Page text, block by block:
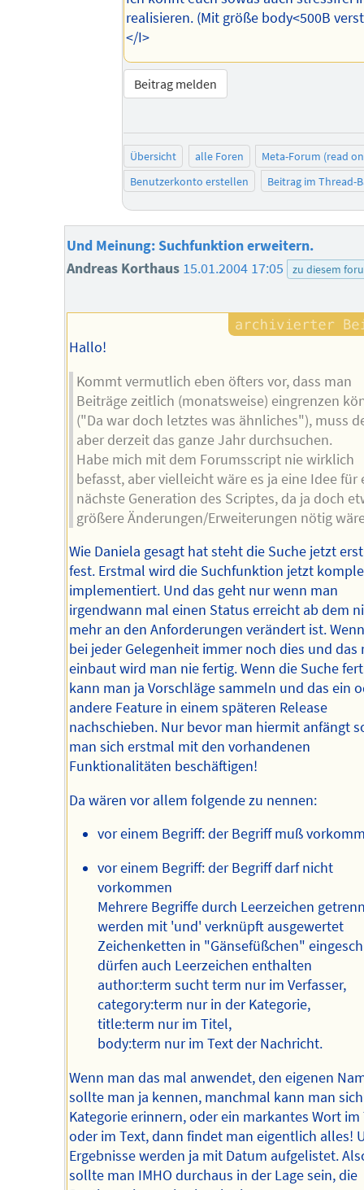
realisieren. (Mit größe body<500B
</I>
Beitrag melden
Übersicht alle Foren
Meta-Forum (read
Benutzerkonto erstellen
Beitrag im Thread-
Und Meinung: Suchfunktion erweitern.
Andreas Korthaus 15.01.2004 17:05 zu diesem
Hallo!
Kommt vermutlich eben öfters vor, dass man
Beiträge zeitlich (monatsweise) eingrenzen
("Da war doch letztes was ähnliches"), muss
aber derzeit das ganze Jahr durchsuchen.
Habe mich mit dem Forumsscript nie wirklich
befasst, aber vielleicht wäre es ja eine Idee für
nächste Generation des Scriptes, da ja doch
größere Änderungen/Erweiterungen nötig
Wie Daniela gesagt hat steht die Suche jetzt
fest. Erstmal wird die Suchfunktion jetzt
implementiert. Und das geht nur wenn man
irgendwann mal einen Status erreicht ab dem
mehr an den Anforderungen verändert ist.
bei jeder Gelegenheit immer noch dies und das
einbaut wird man nie fertig. Wenn die Suche
kann man ja Vorschläge sammeln und das ein
andere Feature in einem späteren Release
nachschieben. Nur bevor man hiermit anfängt
man sich erstmal mit den vorhandenen
Funktionalitäten beschäftigen!
Da wären vor allem folgende zu nennen:
vor einem Begriff: der Begriff muß
vor einem Begriff: der Begriff darf nicht
vorkommen
Mehrere Begriffe durch Leerzeichen
werden mit 'und' verknüpft ausgewertet
Zeichenketten in "Gänsefüßchen"
dürfen auch Leerzeichen enthalten
author:term sucht term nur im Verfasser,
category:term nur in der Kategorie,
title:term nur im Titel,
body:term nur im Text der Nachricht.
Wenn man das mal anwendet, den eigenen
sollte man ja kennen, manchmal kann man
Kategorie erinnern, oder ein markantes Wort
oder im Text, dann findet man eigentlich alles!
Ergebnisse werden ja mit Datum aufgelistet.
sollte man IMHO durchaus in der Lage sein, die